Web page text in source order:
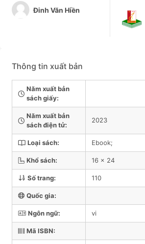
Đinh Văn Hiền
Thông tin xuất bản
Năm xuất bản
sách giấy:
Năm xuất bản
sách điện tử:
2023
Loại sách: Ebook;
Khổ sách: 16 x 24
Số trang: 110
Quốc gia:
Ngôn ngữ: vi
Mã ISBN: